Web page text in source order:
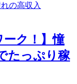
ーク！】憧
たっぷり稼